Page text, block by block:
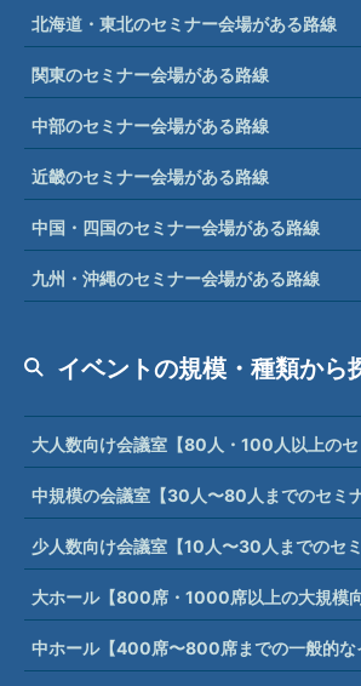
北海道・東北のセミナー会場がある路線
関東のセミナー会場がある路線
中部のセミナー会場がある路線
近畿のセミナー会場がある路線
中国・四国のセミナー会場がある路線
九州・沖縄のセミナー会場がある路線
イベントの規模・種類から
大人数向け会議室【80人・100人以上のセ
中規模の会議室【30人〜80人までのセミナ
少人数向け会議室【10人〜30人までのセミ
大ホール【800席・1000席以上の大規模
中ホール【400席〜800席までの一般的な